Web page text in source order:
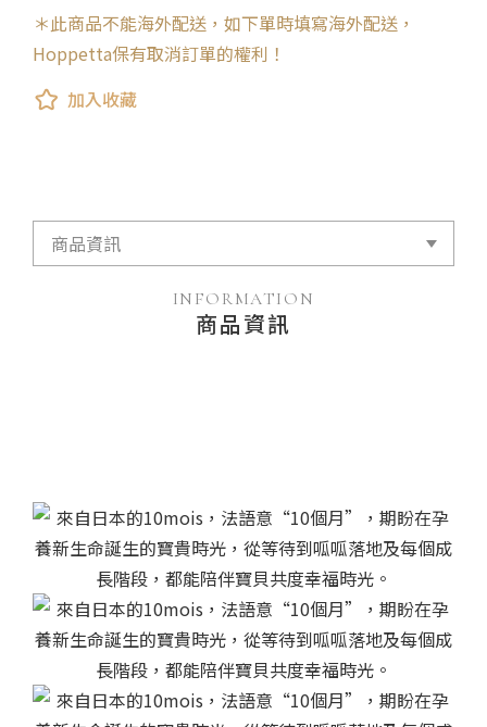
＊此商品不能海外配送，如下單時填寫海外配送，
Hoppetta保有取消訂單的權利！
加入收藏
INFORMATION
商品資訊